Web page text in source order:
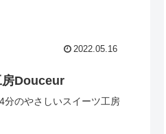
2022.05.16
Douceur
分のやさしいスイーツ工房